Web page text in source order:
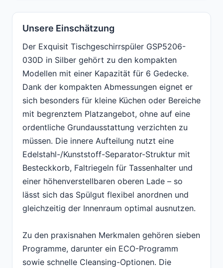
Unsere Einschätzung
Der Exquisit Tischgeschirrspüler GSP5206-
030D in Silber gehört zu den kompakten
Modellen mit einer Kapazität für 6 Gedecke.
Dank der kompakten Abmessungen eignet er
sich besonders für kleine Küchen oder Bereiche
mit begrenztem Platzangebot, ohne auf eine
ordentliche Grundausstattung verzichten zu
müssen. Die innere Aufteilung nutzt eine
Edelstahl-/Kunststoff-Separator-Struktur mit
Besteckkorb, Faltriegeln für Tassenhalter und
einer höhenverstellbaren oberen Lade – so
lässt sich das Spülgut flexibel anordnen und
gleichzeitig der Innenraum optimal ausnutzen.
Zu den praxisnahen Merkmalen gehören sieben
Programme, darunter ein ECO-Programm
sowie schnelle Cleansing-Optionen. Die